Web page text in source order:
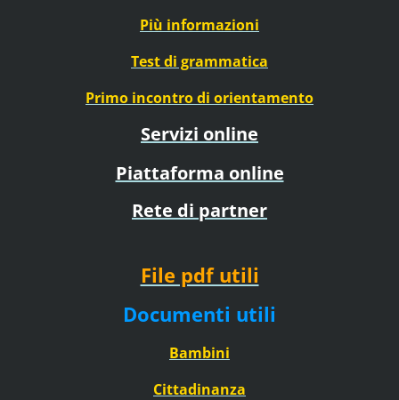
Più informazioni
Test di grammatica
Primo incontro di orientamento
Servizi online
Piattaforma online
Rete di partner
File pdf utili
Documenti utili
Bambini
Cittadinanza